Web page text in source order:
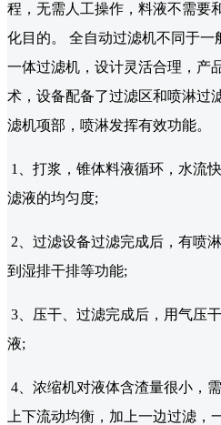
程，无需人工操作，料液不需要
化目的。 全自动过滤机不同于一
一体过滤机，设计灵活合理，产
术，设备配备了过滤区和喷淋过
滤机项部，喷淋发挥有效功能。
1、打浆，锥体料液循环，水流
滤液的均匀度;
2、过滤设备过滤完成后，有喷
到湿排干排等功能;
3、压干、过滤完成后，用气压
液;
4、浓缩机对液体含渣量很小，
上下流动均衡，加上一边过滤，